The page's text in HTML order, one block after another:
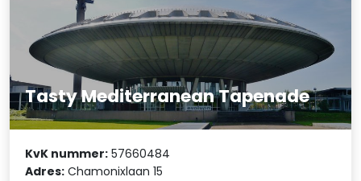
Tasty Mediterranean Tapenade
KvK nummer: 57660484
Adres: Chamonixlaan 15